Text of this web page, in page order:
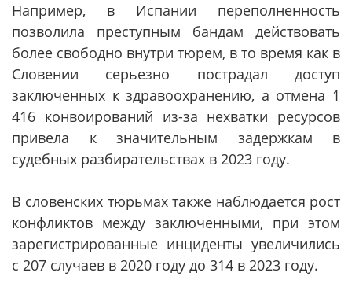
Например, в Испании переполненность
позволила преступным бандам действовать
более свободно внутри тюрем, в то время как в
Словении серьезно пострадал доступ
заключенных к здравоохранению, а отмена 1
416 конвоирований из-за нехватки ресурсов
привела к значительным задержкам в
судебных разбирательствах в 2023 году.
В словенских тюрьмах также наблюдается рост
конфликтов между заключенными, при этом
зарегистрированные инциденты увеличились
с 207 случаев в 2020 году до 314 в 2023 году.